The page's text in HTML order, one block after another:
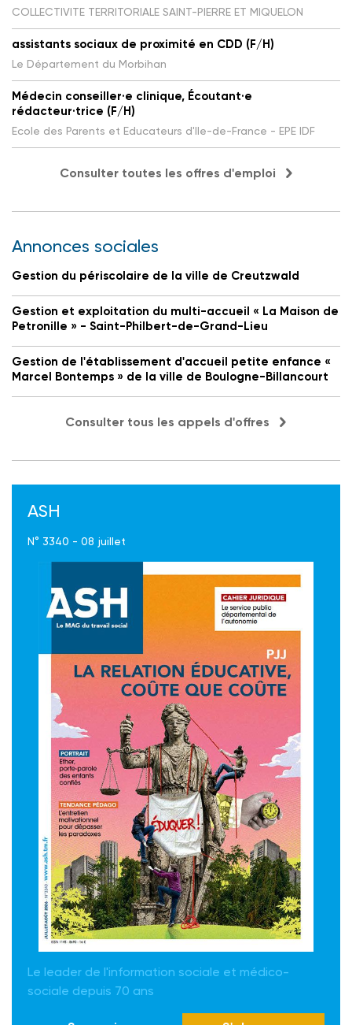
COLLECTIVITE TERRITORIALE SAINT-PIERRE ET MIQUELON
assistants sociaux de proximité en CDD (F/H)
Le Département du Morbihan
Médecin conseiller·e clinique, Écoutant·e
rédacteur·trice (F/H)
Ecole des Parents et Educateurs d'Ile-de-France - EPE IDF
Consulter toutes les offres d'emploi
Annonces sociales
Gestion du périscolaire de la ville de Creutzwald
Gestion et exploitation du multi-accueil « La Maison de
Petronille » - Saint-Philbert-de-Grand-Lieu
Gestion de l'établissement d'accueil petite enfance «
Marcel Bontemps » de la ville de Boulogne-Billancourt
Consulter tous les appels d'offres
ASH
N° 3340 - 08 juillet
Le leader de l'information sociale et médico-
sociale depuis 70 ans